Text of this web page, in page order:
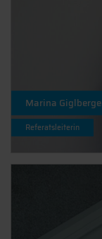
Marina
Referatsleiterin